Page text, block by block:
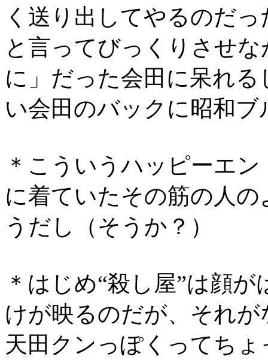
く送り出してやるのだっ
と言ってびっくりさせ
に」だった会田に呆れ
い会田のバックに昭和ブ
＊こういうハッピーエ
に着ていたその筋の人
うだし（そうか？）
＊はじめ“殺し屋”は顔
けが映るのだが、それが
天田クンっぽくってち